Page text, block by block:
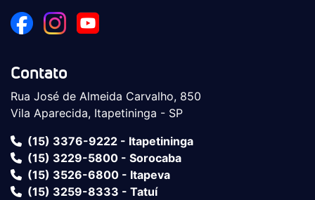
Contato
Rua José de Almeida Carvalho, 850
Vila Aparecida, Itapetininga - SP
(15) 3376-9222 - Itapetininga
(15) 3229-5800 - Sorocaba
(15) 3526-6800 - Itapeva
(15) 3259-8333 - Tatuí